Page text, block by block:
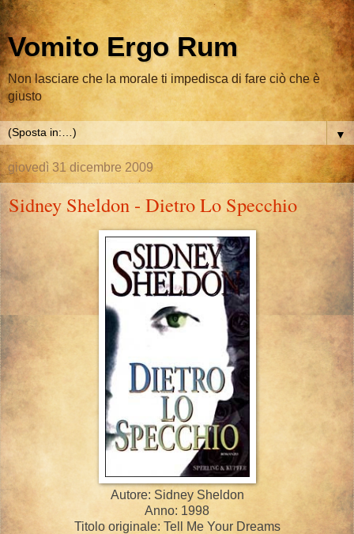
Vomito Ergo Rum
Non lasciare che la morale ti impedisca di fare ciò che è
giusto
▼
giovedì 31 dicembre 2009
Sidney Sheldon - Dietro Lo Specchio
Autore: Sidney Sheldon
Anno: 1998
Titolo originale: Tell Me Your Dreams